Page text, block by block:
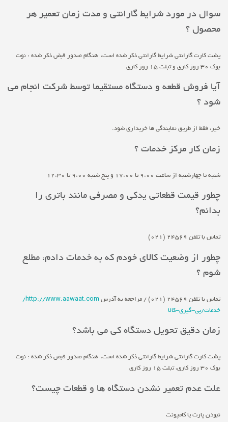
سوال در مورد شرایط گارانتی و مدت زمان تعمیر هر
محصول ؟
پشت کارت گارانتی شرایط گارانتی ذکر شده است، هنگام صدور قبض ذکر شده : نوت
بوک 30 روز کاری و تبلت 15 روز کاری
آیا فروش قطعه و دستگاه مستقیما توسط شرکت انجام می
شود ؟
خیر، فقط از طریق نمایندگی ها خریداری شود.
زمان کار مرکز خدمات ؟
شنبه تا چهارشنبه از ساعت 9:00 تا 17:00 و پنج شنبه 9:00 تا 12:30
چطور قیمت قطعاتی یدکی و مصرفی مانند باتری را
بدانم؟
تماس با تلفن 24569 (021)
چطور از وضعیت کالای خودم که به خدمات دادم، مطلع
شوم ؟
تماس با تلفن 24569 (021) / مراجعه به آدرس
http://www.aawaat.com/
خدمات/پی-گیری-کالا
زمان دقیق تحویل دستگاه کی می باشد؟
پشت کارت گارانتی شرایط گارانتی ذکر شده است، هنگام صدور قبض ذکر شده : نوت
بوک 30 روز کاری، تبلت 15 روز کاری
علت عدم تعمیر نشدن دستگاه ها و قطعات چیست؟
نبودن پارت یا کامپونت